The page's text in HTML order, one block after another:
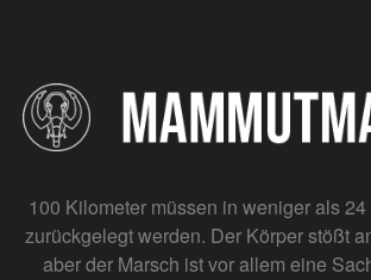
100 Kilometer müssen in weniger als
zurückgelegt werden. Der Körper stößt
aber der Marsch ist vor allem eine